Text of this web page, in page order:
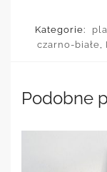
Kategorie:
czarno-białe,
Podobne